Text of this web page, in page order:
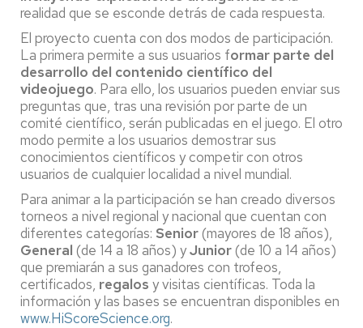
realidad que se esconde detrás de cada respuesta.
El proyecto cuenta con dos modos de participación.
La primera permite a sus usuarios formar parte del
desarrollo del contenido científico del
videojuego. Para ello, los usuarios pueden enviar sus
preguntas que, tras una revisión por parte de un
comité científico, serán publicadas en el juego. El otro
modo permite a los usuarios demostrar sus
conocimientos científicos y competir con otros
usuarios de cualquier localidad a nivel mundial.
Para animar a la participación se han creado diversos
torneos a nivel regional y nacional que cuentan con
diferentes categorías: Senior(mayores de 18 años),
General (de 14 a 18 años) yJunior(de 10 a 14 años)
que premiarán a sus ganadores con trofeos,
certificados, regalos y visitas científicas. Toda la
información y las bases se encuentran disponibles en
www.HiScoreScience.org.